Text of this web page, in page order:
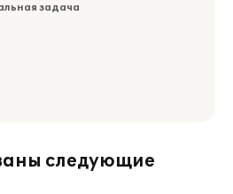
задача
следующие